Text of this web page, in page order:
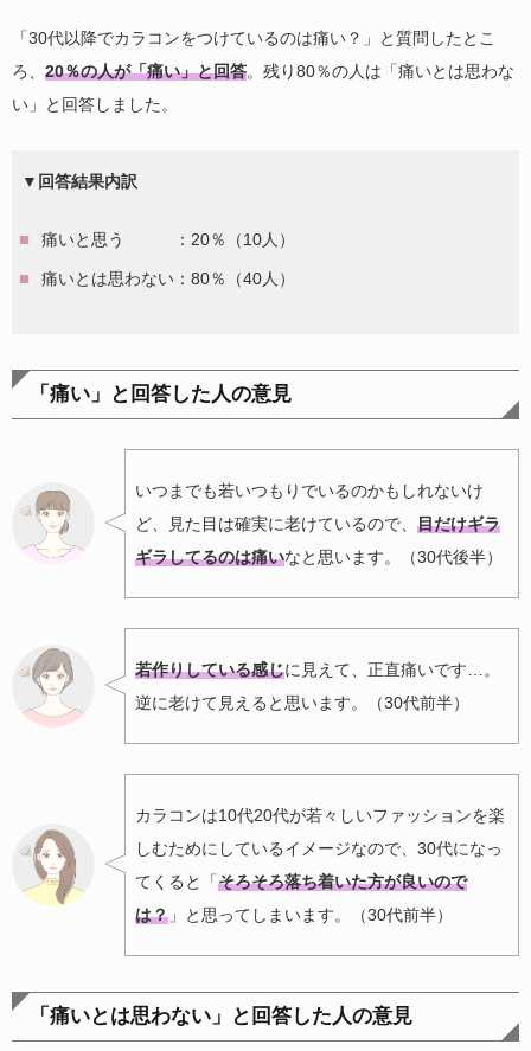
「30代以降でカラコンをつけているのは痛い？」と質問したとこ
ろ、 20％の人が「痛い」と回答。残り80％の人は「痛いとは思わな
い」と回答しました。
▼回答結果内訳
痛いと思う ：20％（10人）
痛いとは思わない：80％（40人）
「痛い」と回答した人の意見
いつまでも若いつもりでいるのかもしれないけ
ど、見た目は確実に老けているので、 目だけギラ
ギラしてるのは痛いなと思います。（30代後半）
若作りしている感じに見えて、正直痛いです…。
逆に老けて見えると思います。（30代前半）
カラコンは10代20代が若々しいファッションを楽
しむためにしているイメージなので、30代になっ
てくると「そろそろ落ち着いた方が良いので
は？ 」と思ってしまいます。（30代前半）
「痛いとは思わない」と回答した人の意見